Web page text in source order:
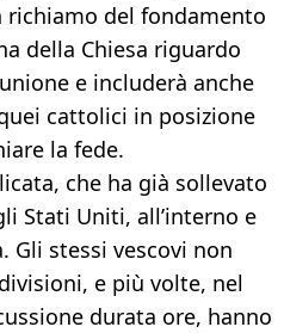
del fondamento
della Chiesa riguardo
e includerà anche
cattolici in posizione
la fede.
che ha già sollevato
Stati Uniti, all’interno e
Gli stessi vescovi non
e più volte, nel
durata ore, hanno